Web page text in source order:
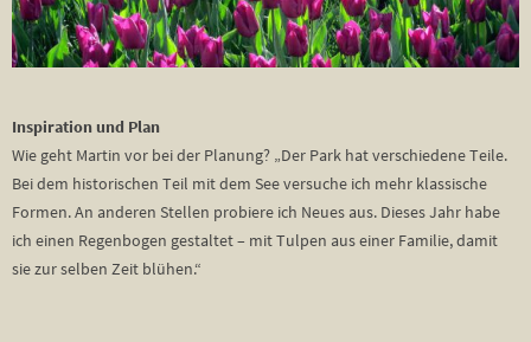
Inspiration und Plan
Wie geht Martin vor bei der Planung? „Der Park hat verschiedene Teile.
Bei dem historischen Teil mit dem See versuche ich mehr klassische
Formen. An anderen Stellen probiere ich Neues aus. Dieses Jahr habe
ich einen Regenbogen gestaltet – mit Tulpen aus einer Familie, damit
sie zur selben Zeit blühen.“